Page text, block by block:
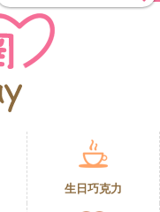
生日巧克力